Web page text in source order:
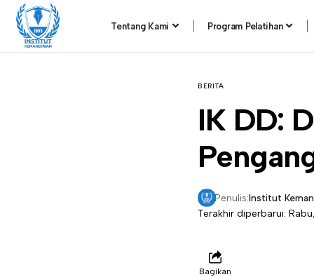
Tentang Kami Program Pelatihan
BERITA
IK DD:
Terakhir diperbarui:
Penulis:Institut
Bagikan